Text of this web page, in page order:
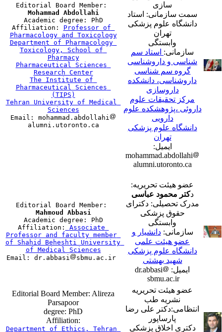
سازی
سمت سازمانی: استاد
دانشگاه علوم پزشکی
تهران
وابستگی
سازمانی: استاد سم
شناسی و داروشناسی
گروه سم شناسی
داروشناسی، دانشکده
داروسازی
مرکز تحقیقات علوم
داروئی ،پژوهشکده علوم
دارویی
دانشگاه علوم پزشکی
تهران
ایمیل:
mohammad.abdollahi
alumni.utoronto.ca
Mohammad Abdollahi
Academic degree: PhD
Affiliation: Professor of
Pharmacology and Toxicology
Department of Pharmacology
Toxicology, School of
Pharmacy
Pharmaceutical Sciences
Research Center
The Institute of
Pharmaceutical Sciences
(TIPS)
Tehran University of Medical
Email: mohammad.abdollahi
alumni.utoronto.ca
عضو هیئت تحریریه:
دکتر محمود عباسی
مدرک تحصیلی: دکترای
حقوق پزشکی
وابستگی
سازمانی:دانشیار و
عضو هیئت علمی
دانشگاه علوم پزشکی
شهید بهشتی
ایمیل: dr.abbasi
sbmu.ac.ir
Mahmoud Abbasi
Academic degree: PhD
Affiliation:
Associate
Professor and faculty member
of Shahid Beheshti University
Email: dr.abbasi
عضو هیئت تحریریه
نشریه طب
انتظامی:دکتر علی رضا
پارساپور
دکتری اخلاق پزشکی
Editorial Board Member: Alireza
Parsapoor
degree: PhD
:Affiliation
Department of Ethics, Tehran